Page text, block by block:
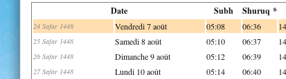
Date Subh Shuruq *
24 Safar 1448 Vendredi 7 août 05:08 06:36
25 Safar 1448 Samedi 8 août 05:10 06:37
26 Safar 1448 Dimanche 9 août 05:12 06:39
27 Safar 1448 Lundi 10 août 05:14 06:40